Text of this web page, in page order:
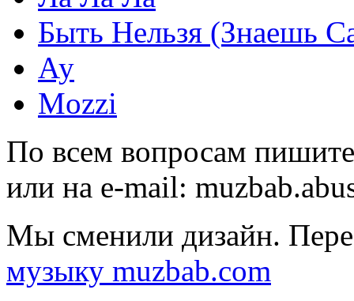
Быть Нельзя (Знаешь
Ау
Mozzi
По всем вопросам
или на e-mail:
Мы сменили дизайн.
музыку muzbab.com